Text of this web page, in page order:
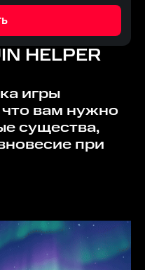
HELPER
вам нужно
существа,
при